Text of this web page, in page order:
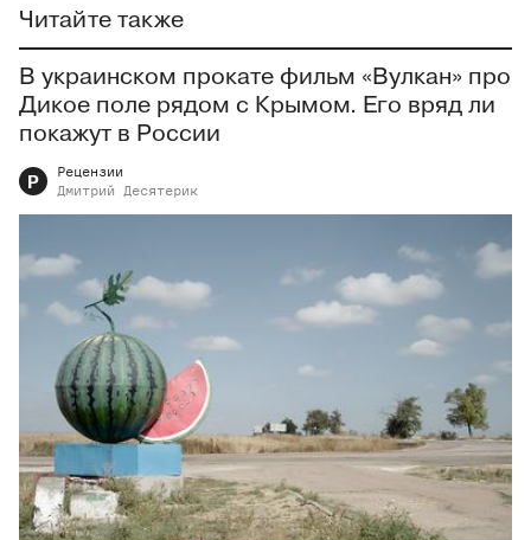
Читайте также
В украинском прокате фильм «Вулкан» про
Дикое поле рядом с Крымом. Его вряд ли
покажут в России
Р
Рецензии
Дмитрий
Десятерик